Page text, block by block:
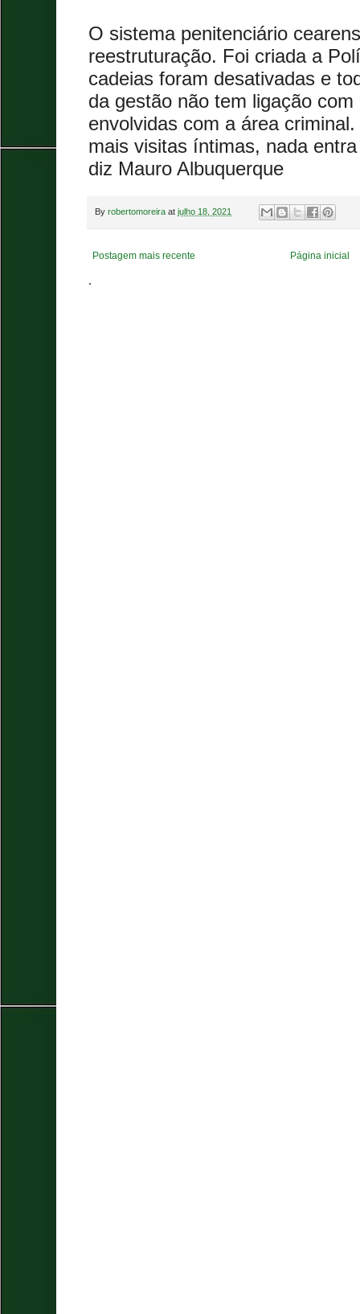
O sistema penitenciário
reestruturação. Foi criada a
cadeias foram desativadas e
da gestão não tem ligação
envolvidas com a área
mais visitas íntimas, nada
diz Mauro Albuquerque
By robertomoreira at julho 18, 2021
Postagem mais recente Página inicial
.